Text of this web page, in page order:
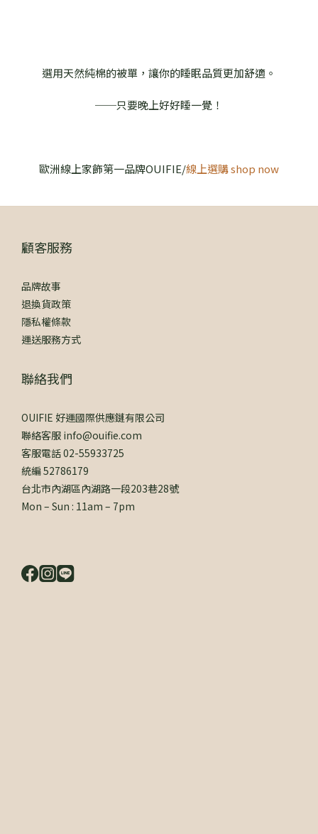
選用天然純棉的被單，讓你的睡眠品質更加舒適。
──只要晚上好好睡一覺！
歐洲線上家飾第一品牌OUIFIE/線上選購 shop now
顧客服務
品牌故事
退換貨政策
隱私權條款
運送服務方式
聯絡我們
OUIFIE 好運國際供應鏈有限公司
聯絡客服 info@ouifie.com
客服電話 02-55933725
統編 52786179
台北市內湖區內湖路一段203巷28號
Mon – Sun : 11am – 7pm